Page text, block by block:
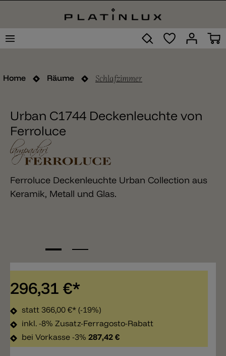
Home Räume Schlafzimmer
Urban C1744 Deckenleuchte von
Ferroluce
Ferroluce Deckenleuchte Urban Collection aus
Keramik, Metall und Glas.
296,31 €*
statt 366,00 €* (-19%)
inkl. -8% Zusatz-Ferragosto-Rabatt
bei Vorkasse -3% 287,42 €